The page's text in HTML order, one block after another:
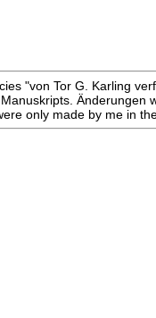
"von Tor G. Karling
only made by me in